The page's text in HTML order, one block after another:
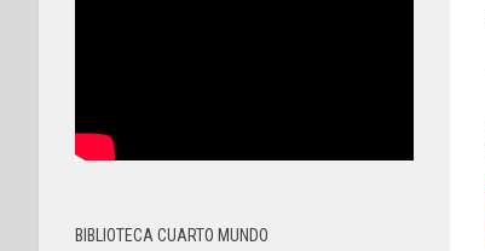
BIBLIOTECA CUARTO MUNDO